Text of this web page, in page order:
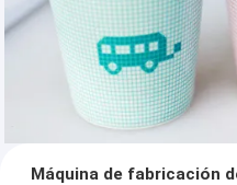
Máquina de fabricación